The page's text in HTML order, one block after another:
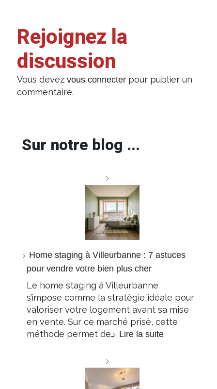
Rejoignez la
discussion
Vous devez vous connecter pour publier un
commentaire.
Sur notre blog ...
Home staging à Villeurbanne : 7 astuces
pour vendre votre bien plus cher
Le home staging à Villeurbanne
s’impose comme la stratégie idéale pour
valoriser votre logement avant sa mise
en vente. Sur ce marché prisé, cette
méthode permet de… Lire la suite